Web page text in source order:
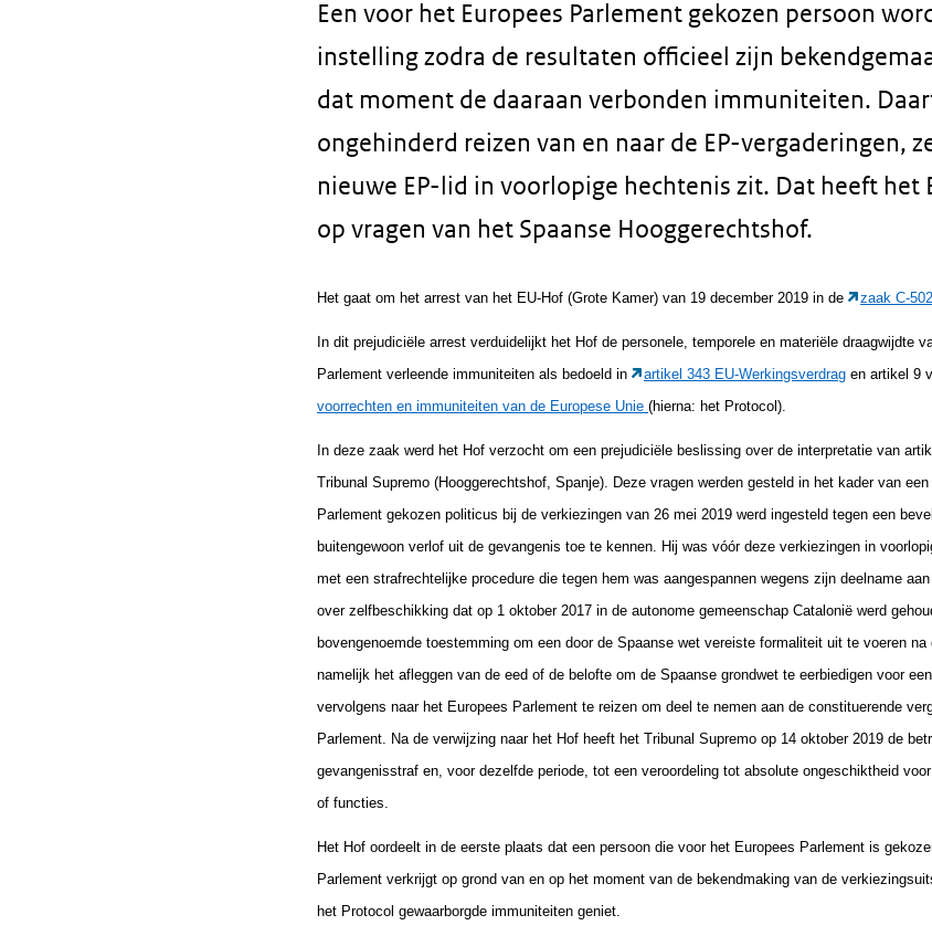
Een voor het Europees Parlement gekozen persoon
instelling zodra de resultaten officieel zijn
dat moment de daaraan verbonden immuniteiten.
ongehinderd reizen van en naar de EP-vergaderingen,
nieuwe EP-lid in voorlopige hechtenis zit. Dat heeft het
op vragen van het Spaanse Hooggerechtshof.
Het gaat om het arrest van het EU-Hof (Grote Kamer) van 19 december 2019 in de zaak C-
In dit prejudiciële arrest verduidelijkt het Hof de personele, temporele en materiële draagwijdte
Parlement verleende immuniteiten als bedoeld in
artikel 343 EU-Werkingsverdrag en artikel 9
voorrechten en immuniteiten van de Europese Unie (hierna: het Protocol).
In deze zaak werd het Hof verzocht om een prejudiciële beslissing over de interpretatie van
Tribunal Supremo (Hooggerechtshof, Spanje). Deze vragen werden gesteld in het kader van
Parlement gekozen politicus bij de verkiezingen van 26 mei 2019 werd ingesteld tegen een
buitengewoon verlof uit de gevangenis toe te kennen. Hij was vóór deze verkiezingen in
met een strafrechtelijke procedure die tegen hem was aangespannen wegens zijn deelname
over zelfbeschikking dat op 1 oktober 2017 in de autonome gemeenschap Catalonië werd
bovengenoemde toestemming om een door de Spaanse wet vereiste formaliteit uit te voeren
namelijk het afleggen van de eed of de belofte om de Spaanse grondwet te eerbiedigen voor
vervolgens naar het Europees Parlement te reizen om deel te nemen aan de constituerende
Parlement. Na de verwijzing naar het Hof heeft het Tribunal Supremo op 14 oktober 2019 de
gevangenisstraf en, voor dezelfde periode, tot een veroordeling tot absolute ongeschiktheid
of functies.
Het Hof oordeelt in de eerste plaats dat een persoon die voor het Europees Parlement is
Parlement verkrijgt op grond van en op het moment van de bekendmaking van de
het Protocol gewaarborgde immuniteiten geniet.